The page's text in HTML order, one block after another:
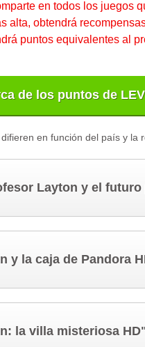
en todos los juegos
alta, obtendrá
puntos equivalentes al
de los puntos de
en función del país y la
Layton y el
y la caja de Pandora
la villa misteriosa